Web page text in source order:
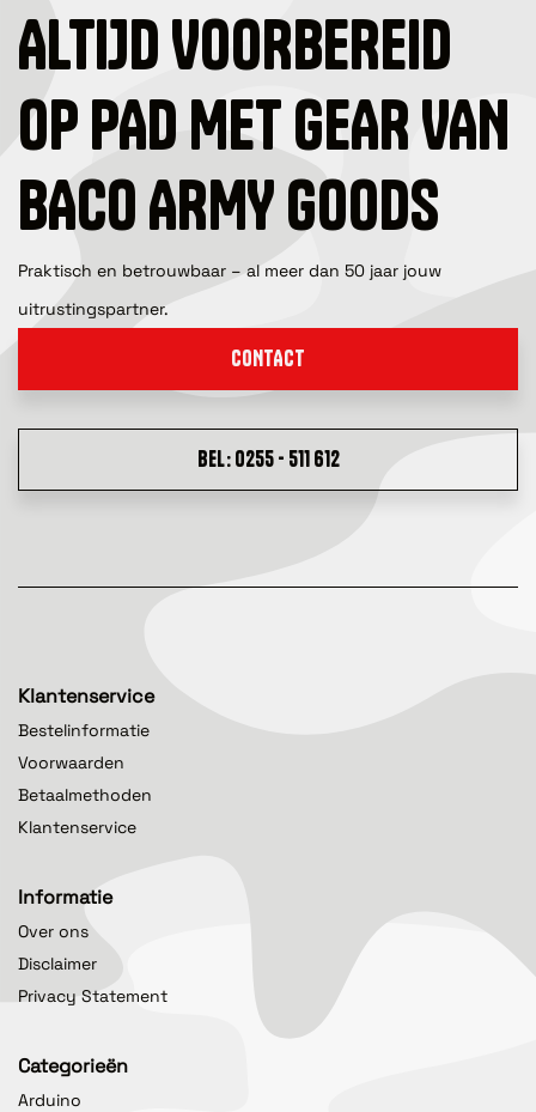
ALTIJD VOORBEREID
OP PAD MET GEAR VAN
BACO ARMY GOODS
Praktisch en betrouwbaar – al meer dan 50 jaar jouw
uitrustingspartner.
CONTACT
BEL: 0255 - 511 612
Klantenservice
Bestelinformatie
Voorwaarden
Betaalmethoden
Klantenservice
Informatie
Over ons
Disclaimer
Privacy Statement
Categorieën
Arduino